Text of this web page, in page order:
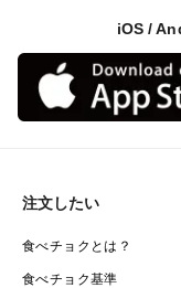
iOS /
注文したい
食べチョクとは？
食べチョク基準